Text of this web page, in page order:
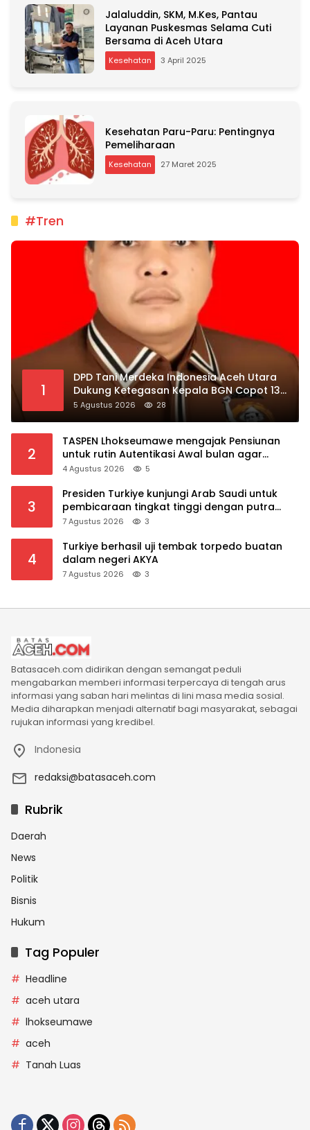
Jalaluddin, SKM, M.Kes, Pantau
Layanan Puskesmas Selama Cuti
Bersama di Aceh Utara
Kesehatan 3 April 2025
Kesehatan Paru-Paru: Pentingnya
Pemeliharaan
Kesehatan 27 Maret 2025
#Tren
1
DPD Tani Merdeka Indonesia Aceh Utara
Dukung Ketegasan Kepala BGN Copot 137
Kepala SPPG
5 Agustus 2026 28
2
TASPEN Lhokseumawe mengajak Pensiunan
untuk rutin Autentikasi Awal bulan agar
Manfaat Pensiun tetap Lancar
4 Agustus 2026 5
3
Presiden Turkiye kunjungi Arab Saudi untuk
pembicaraan tingkat tinggi dengan putra
mahkota Saudi dan PM Pakistan
7 Agustus 2026 3
4
Turkiye berhasil uji tembak torpedo buatan
dalam negeri AKYA
7 Agustus 2026 3
Batasaceh.com didirikan dengan semangat peduli
mengabarkan memberi informasi terpercaya di tengah arus
informasi yang saban hari melintas di lini masa media sosial.
Media diharapkan menjadi alternatif bagi masyarakat, sebagai
rujukan informasi yang kredibel.
Indonesia
redaksi@batasaceh.com
Rubrik
Daerah
News
Politik
Bisnis
Hukum
Tag Populer
Headline
aceh utara
lhokseumawe
aceh
Tanah Luas